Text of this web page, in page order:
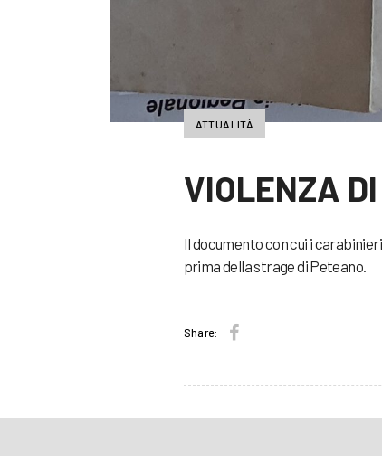
ATTUALITÀ
VIOLENZA
Il documento con cui i
prima della strage di Peteano.
Share: